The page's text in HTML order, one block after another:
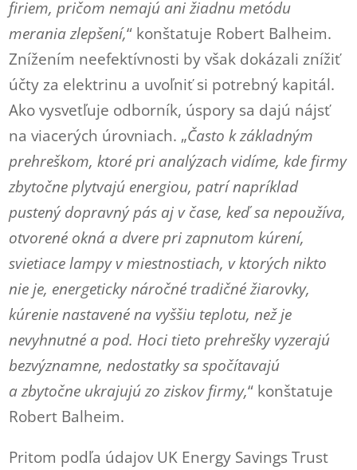
firiem, pričom nemajú ani žiadnu metódu
merania zlepšení,“ konštatuje Robert Balheim.
Znížením neefektívnosti by však dokázali znížiť
účty za elektrinu a uvoľniť si potrebný kapitál.
Ako vysvetľuje odborník, úspory sa dajú nájsť
na viacerých úrovniach. „Často k základným
prehreškom, ktoré pri analýzach vidíme, kde firmy
zbytočne plytvajú energiou, patrí napríklad
pustený dopravný pás aj v čase, keď sa nepoužíva,
otvorené okná a dvere pri zapnutom kúrení,
svietiace lampy v miestnostiach, v ktorých nikto
nie je, energeticky náročné tradičné žiarovky,
kúrenie nastavené na vyššiu teplotu, než je
nevyhnutné a pod. Hoci tieto prehrešky vyzerajú
bezvýznamne, nedostatky sa spočítavajú
a zbytočne ukrajujú zo ziskov firmy,“ konštatuje
Robert Balheim.
Pritom podľa údajov UK Energy Savings Trust